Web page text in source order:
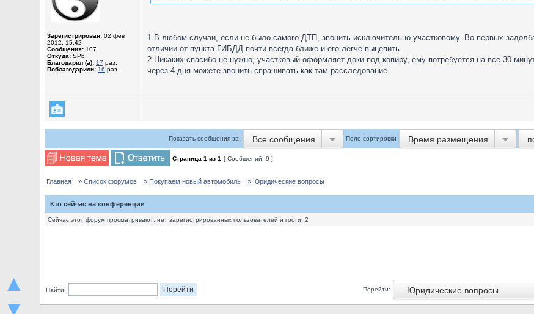
▲
▼
Зарегистрирован: 02 фев
2012, 15:42
Сообщения: 107
Откуда: SPb
Благодарил (а): 17 раз.
Поблагодарили: 16 раз.
1.В любом случаи, если не было самого ДТП, звонить исключительно участковому. Во-первых
отличии от пункта ГИБДД почти всегда ближе и его легче выцепить.
2.Никаких спасибо не нужно, участковый оформляет доки под копиру, ему потребуется на все 30
через 4 дня можете звонить спрашивать как там расследование.
Показать сообщения за: Все сообщения Поле сортировки Время размещения
Страница 1 из 1 [ Сообщений: 9 ]
Главная » Список форумов » Покупаем новый автомобиль » Юридические вопросы
Кто сейчас на конференции
Сейчас этот форум просматривают: нет зарегистрированных пользователей и гости: 2
Найти: Перейти: Юридические вопросы